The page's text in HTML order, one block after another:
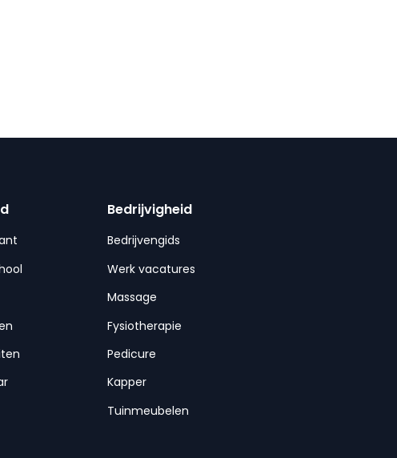
Bedrijvigheid
Bedrijvengids
Werk vacatures
Massage
Fysiotherapie
Pedicure
Kapper
Tuinmeubelen